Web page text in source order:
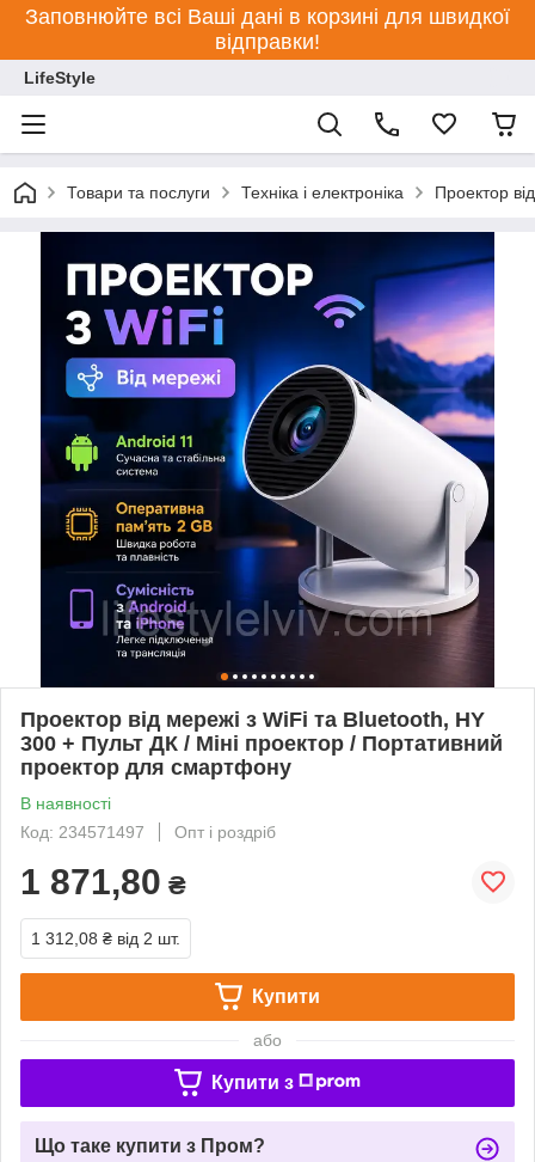
Заповнюйте всі Ваші дані в корзині для швидкої
відправки!
LifeStyle
Товари та послуги Техніка і електроніка Проектор
Проектор від мережі з WiFi та Bluetooth, HY
300 + Пульт ДК / Міні проектор / Портативний
проектор для смартфону
В наявності
Код: 234571497
Опт і роздріб
1 871,80 ₴
1 312,08 ₴ від 2 шт.
Купити
або
Купити з
Що таке купити з Пром?